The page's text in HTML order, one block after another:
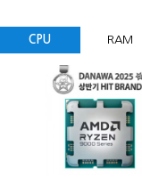
CPU RAM